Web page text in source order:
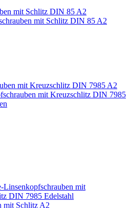
mit Schlitz DIN 85 A2
mit Schlitz DIN 85 A2
mit Kreuzschlitz DIN 7985 A2
mit Kreuzschlitz DIN 7985
Linsenkopfschrauben mit
DIN 7985 Edelstahl
mit Schlitz A2